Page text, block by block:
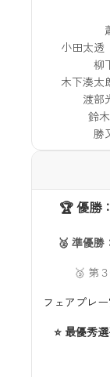
小田太透
柳
木下湊太
渡部
鈴
勝
🏆 優勝
🥈 準優勝
🥉 第
フェアプレ
⭐ 最優秀